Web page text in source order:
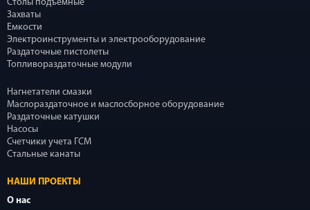
Столы подъемные
Захваты
Емкости
Электроинструменты и электрооборудование
Раздаточные пистолеты
Топливораздаточные модули
Нагнетатели смазки
Маслораздаточное и маслосборное оборудование
Раздаточные катушки
Насосы
Счетчики учета ГСМ
Стальные канаты
НАШИ ПРОЕКТЫ
О нас